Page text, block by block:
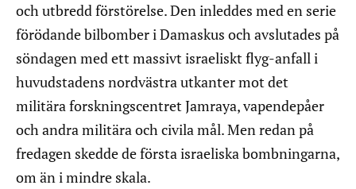
och utbredd förstörelse. Den inleddes med en serie
förödande bilbomber i Damaskus och avslutades på
söndagen med ett massivt israeliskt flyg-anfall i
huvudstadens nordvästra utkanter mot det
militära forskningscentret Jamraya, vapendepåer
och andra militära och civila mål. Men redan på
fredagen skedde de första israeliska bombningarna,
om än i mindre skala.